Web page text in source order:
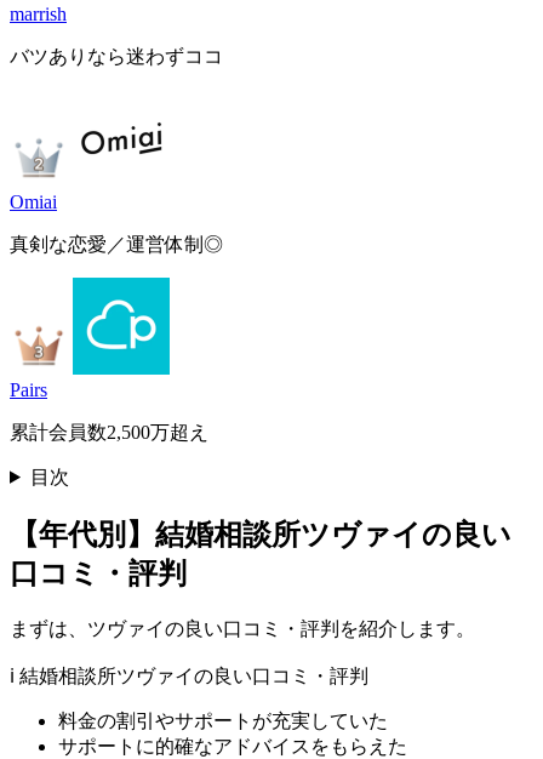
marrish
バツありなら迷わずココ
Omiai
真剣な恋愛／運営体制◎
Pairs
累計会員数2,500万超え
目次
【年代別】結婚相談所ツヴァイの良い
口コミ・評判
まずは、ツヴァイの良い口コミ・評判を紹介します。
ℹ️ 結婚相談所ツヴァイの良い口コミ・評判
料金の割引やサポートが充実していた
サポートに的確なアドバイスをもらえた